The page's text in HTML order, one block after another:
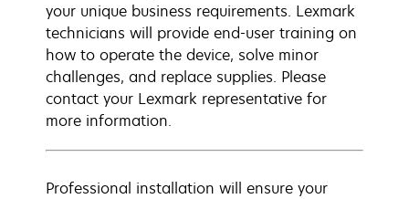
your unique business requirements. Lexmark
technicians will provide end-user training on
how to operate the device, solve minor
challenges, and replace supplies. Please
contact your Lexmark representative for
more information.
Professional installation will ensure your